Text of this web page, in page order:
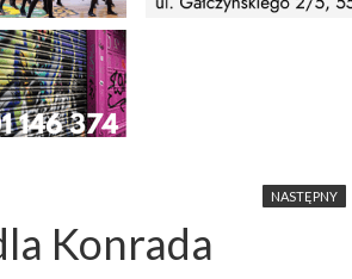
NASTĘPNY
Konrada